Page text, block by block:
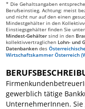
* Die Gehaltsangaben
Berufseinstieg. Achtung: meist
und nicht nur auf den einen
Mindestgehälter in den
Einstiegsgehälter finden Sie unter
Mindest-Gehälter sind in den
kollektivvertraglichen Lohn- und
Datenbanken des
Wirtschaftskammer Österreich
gewerblich tätige
UnternehmerInnen.